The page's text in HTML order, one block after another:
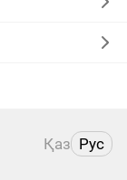
Қаз Рус